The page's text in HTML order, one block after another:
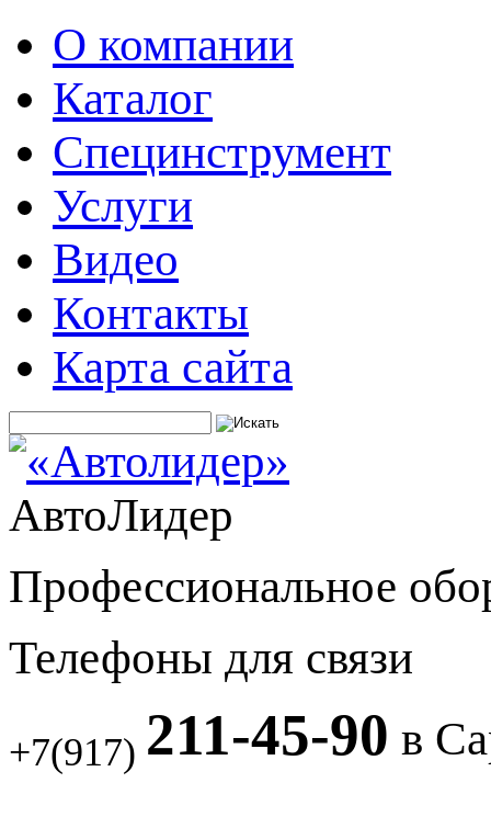
О компании
Каталог
Специнструмент
Услуги
Видео
Контакты
Карта сайта
АвтоЛидер
Профессиональное
Телефоны для связи
+7(917) 211-45-90 в